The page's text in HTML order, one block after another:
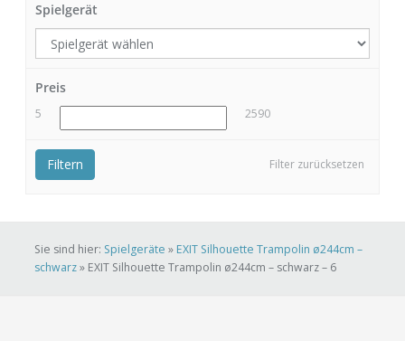
Spielgerät
Preis
5 2590
Filter zurücksetzen
Filtern
Sie sind hier: Spielgeräte » EXIT Silhouette Trampolin ø244cm –
schwarz» EXIT Silhouette Trampolin ø244cm – schwarz – 6